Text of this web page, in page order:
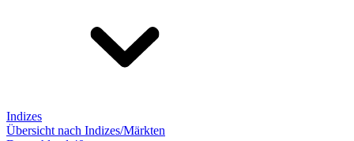
Indizes
Übersicht nach Indizes/Märkten